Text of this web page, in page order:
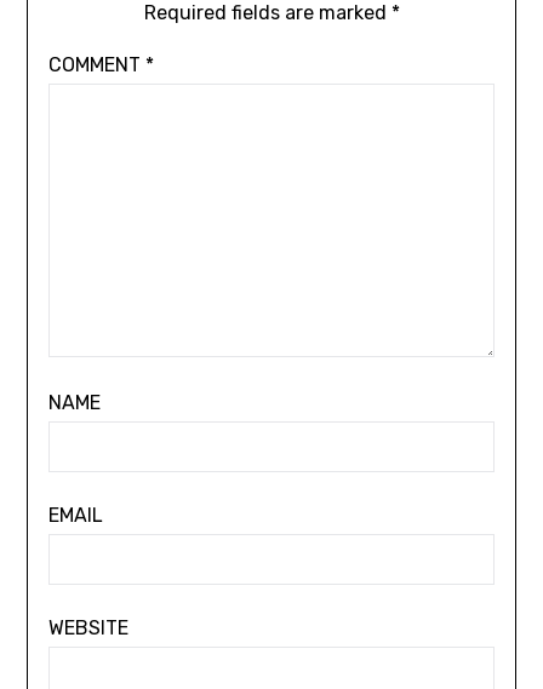
Required fields are marked *
COMMENT *
NAME
EMAIL
WEBSITE